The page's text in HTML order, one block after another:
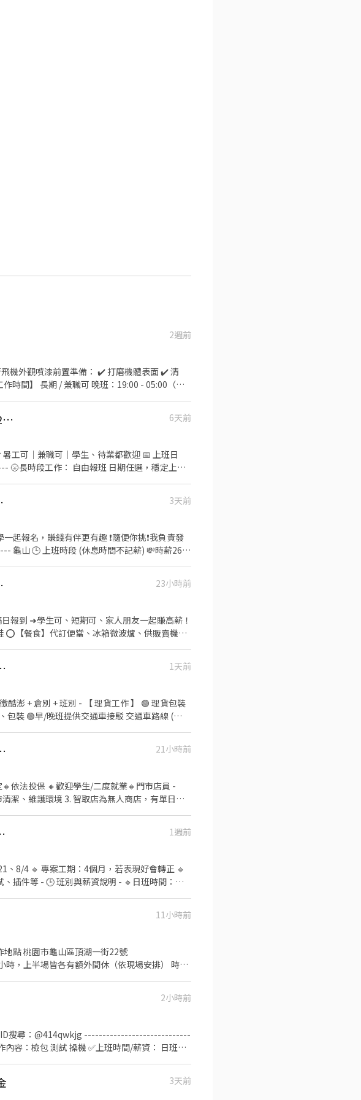
2週前
👍 💰【88節檔期開跑 快速發薪】高時薪＋龜山多班別⭐日領2000~3000
6天前
工可｜兼職可｜學生、待業都歡迎 📅 上班日
長時段工作： 自由報班 日期任選，穩定上班~
@174fxrus (要加@) DAISY 電話📞：
員陪你抬槓 #免諮詢費
段任選！
3天前
伴更有趣 ❗️隨便你挑❗️我負責發
班時段 (休息時間不記薪) 💸時薪260
🕒 上班時段 ▪ 早班：08:00 - 17:00｜時
區環東路 桃9📍桃園市大園區建國路 桃17📍桃
😁 真心不騙 ⭕️免費諮詢 ❌無收取仲介費
兵可免經驗
23小時前
報到 ➜學生可、短期可、家人朋友一起賺高薪！
【餐食】代訂便當、冰箱微波爐、供販賣機
分 【時間薪資】 ✅日班：08:00-17:00 ➠時薪
➠時薪【280/H】含津貼 ⭐️薪資：$49,280起
起➢$65,000(配合加班) ◍每月15號發薪、
高薪工作歡迎洽詢
假日班皆有】交通車🩷
1天前
澎 + 倉別 + 班別 - 【 理貨工作 】 🟢 理貨包裝
包裝 🟢早/晚班提供交通車接駁 交通車路線 (
園 10 倉：觀音區玉林路一段 🔔 桃園 12 倉：楊
區環東路 (4'F) ( 後面有寫缺長派才有缺，沒標
休，一個月排休 8 ~ 10 天，單位報到當天由主
【應徵方式】————— ◀ ⭐ 點選立即應徵或
此職缺 ⭐ 也可以加賴官方詢問 ⭐ 官方帳號 : https://lin.ee/jVYoe5J ★ 加入後請幫我留姓名 / 電話 / 截圖職缺文 ★
市｜包裹理貨員🔸立即上工
21小時前
依法投保 🔸歡迎學生/二度就業🔸門市店員 -
潔、維護環境 3. 智取店為無人商店，有單日跑
晚班： 16:15-22:45、18:45-22:45（一週至少2
🔹【桃園區】 桃園大業 - 智取店：桃園市桃園
日 - 智取店：桃園市桃園區春日路1171號1樓
區大業路一段45號1樓 桃園安東 - 智取店：桃
桃園慈文二 - 智取店：桃園市桃園區慈文路528
市桃園區龍城二街56號1樓 桃園寶慶 - 智取店：
樓 桃園大興 - 智取店：桃園市桃園區大興路282
：桃園市桃園區建國路109號、109-1號1樓 桃園
國際路一段1023號 桃園廈門 - 智取店：桃園市
- 智取店：桃園蓮埔店 - 桃園市桃園區蓮埔街
桃園區大有路157號1、2樓 桃園中埔店 - 桃園市
- 桃園市桃園區永安路290號1樓 桃園宏昌店 -
桃園國強店 - 桃園市桃園區國強一街420號 桃園
lin.ee/bWWeLDF ▸ 朱專員：@edb4445b ▸
視訊面試﹐勿直接到現場應徵❌
作業員_限時招募
1週前
、8/4 🔹 專案工期：4個月，若表現好會轉正 🔹
插件等 - 🕒 班別與薪資說明 - 🔹日班時間：
件】：需可配合訂單加班、半套靜電衣、工作久站居多 - 快速詢問 🔹 好友連結 : https://lin.ee/WAveFhs 🔹 ID：@jcg0118z11小時前
園市龜山區頂湖一街22號
場皆各有額外間休（依現場安排） 時薪
建華人力-小安，要加小老鼠
2小時前
ID搜尋：@414qwkjg -----------------------------
容：檢包 測試 操機 ✅上班時間/薪資： 日班
3天前